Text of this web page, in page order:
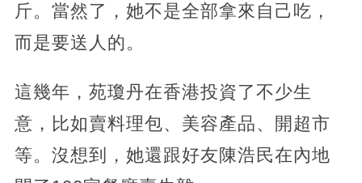
斤。當然了，她不是全部拿來自己吃，
而是要送人的。
這幾年，苑瓊丹在香港投資了不少生
意，比如賣料理包、美容產品、開超市
等。沒想到，她還跟好友陳浩民在內地